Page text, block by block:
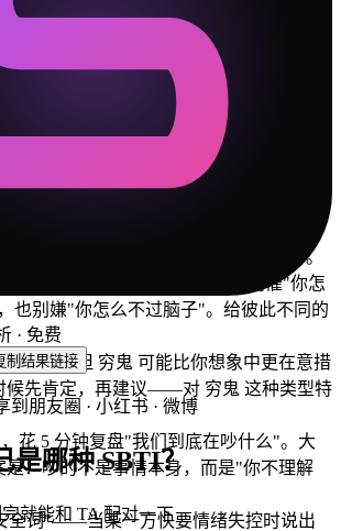
的地方
的出厂设置差太远。接受差异是第一步。
个人靠直觉，一个人靠数据。别催"你怎
也别嫌"你怎么不过脑子"。给彼此不同的
比较直，但 穷鬼 可能比你想象中更在意措
候先肯定，再建议——对 穷鬼 这种类型特
花 5 分钟复盘"我们到底在吵什么"。大
是：吵的不是事情本身，而是"你不理解
全词"——当某一方快要情绪失控时说出
· 免费
制结果链接
到朋友圈 · 小红书 · 微博
是哪种 SBTI？
就能和 TA 配对一下